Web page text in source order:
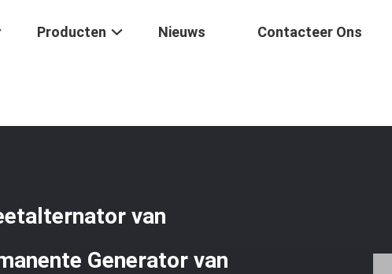
Producten Nieuws Contacteer Ons
van
Generator van